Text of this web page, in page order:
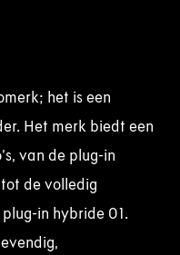
het is een
Het merk biedt een
van de plug-in
de volledig
in hybride 01.